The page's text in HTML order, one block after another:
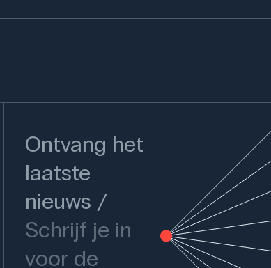
Ontvang het
laatste
nieuws
Schrijf je in
voor de